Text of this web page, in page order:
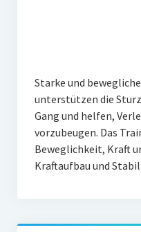
Starke und
unterstützen die
Gang und helfen,
vorzubeugen. Das
Beweglichkeit, Kraft
Kraftaufbau und